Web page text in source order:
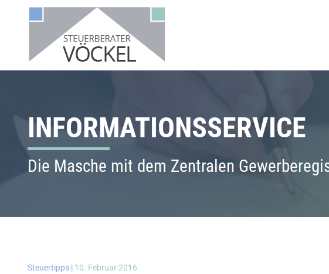
INFORMATIONSSERVICE
Die Masche mit dem Zentralen
Steuertipps | 10. Februar 2016